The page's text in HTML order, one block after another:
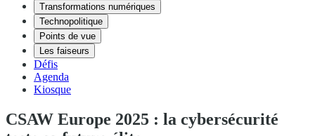
Transformations numériques
Technopolitique
Points de vue
Les faiseurs
Défis
Agenda
Kiosque
CSAW Europe 2025 : la cybersécurité